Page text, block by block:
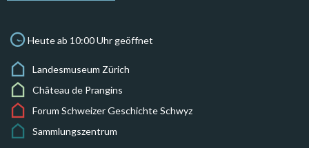
Heute ab 10:00 Uhr geöffnet
Landesmuseum Zürich
Château de Prangins
Forum Schweizer Geschichte Schwyz
Sammlungszentrum